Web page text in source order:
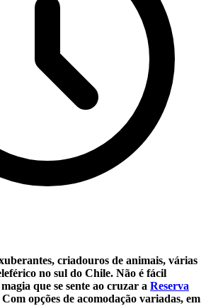
criadouros de animais, várias
no sul do Chile. Não é fácil
que se sente ao cruzar a Reserva
Com opções de acomodação variadas, em